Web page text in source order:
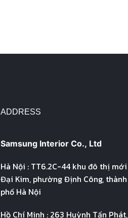
ADDRESS
Samsung Interior Co., Ltd
Hà Nội : TT6.2C-44 khu đô thị mới
Đại Kim, phường Định Công, thành
phố Hà Nội
Hồ Chí Minh : 263 Huỳnh Tấn Phát,